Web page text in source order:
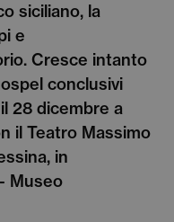
siciliano, la
e
Cresce intanto
conclusivi
28 dicembre a
il Teatro Massimo
in
Museo